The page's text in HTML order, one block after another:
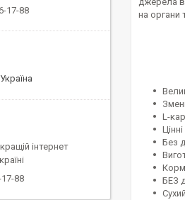
на органи
L-
Без
Корм
БЕЗ
17-88
інтернет
88